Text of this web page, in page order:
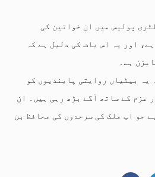
پولیس میں ان خواتین کی
اور یہ اس بات کی دلیل ہے کہ
ہے۔
یہ بیٹیاں روایتی پابندیوں کو
عزم کے ساتھ آگے بڑھ رہی ہیں۔ ان
جو اب ملک کی سرحدوں کی محافظ بن